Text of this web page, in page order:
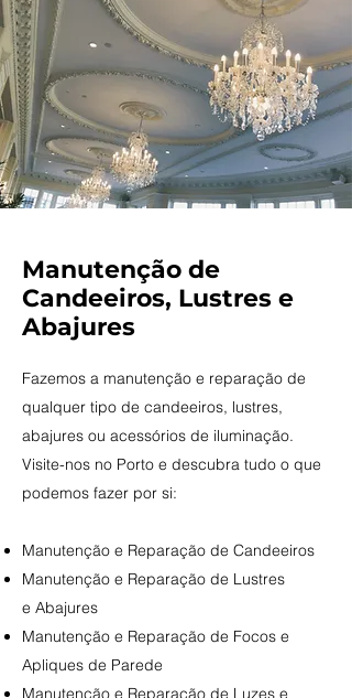
Manutenção de
Candeeiros, Lustres e
Abajures
Fazemos a manutenção e reparação de
qualquer tipo de candeeiros, lustres,
abajures ou acessórios de iluminação.
Visite-nos no Porto e descubra tudo o que
podemos fazer por si:
Manutenção e Reparação de Candeeiros
Manutenção e Reparação de Lustres
e Abajures
Manutenção e Reparação de Focos e
Apliques de Parede
Manutenção e Reparação de L uzes e